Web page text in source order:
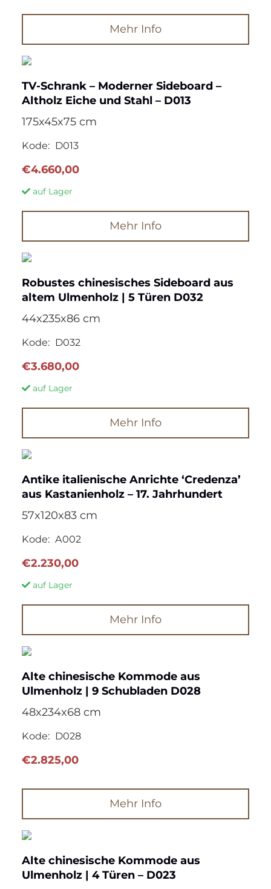
Mehr Info
TV-Schrank – Moderner Sideboard –
Altholz Eiche und Stahl – D013
175x45x75 cm
Kode: D013
€4.660,00
auf Lager
Mehr Info
Robustes chinesisches Sideboard aus
altem Ulmenholz | 5 Türen D032
44x235x86 cm
Kode: D032
€3.680,00
auf Lager
Mehr Info
Antike italienische Anrichte ‘Credenza’
aus Kastanienholz – 17. Jahrhundert
57x120x83 cm
Kode: A002
€2.230,00
auf Lager
Mehr Info
Alte chinesische Kommode aus
Ulmenholz | 9 Schubladen D028
48x234x68 cm
Kode: D028
€2.825,00
Mehr Info
Alte chinesische Kommode aus
Ulmenholz | 4 Türen – D023